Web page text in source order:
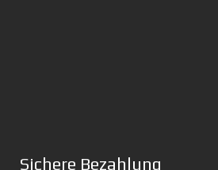
Sichere Bezahlung